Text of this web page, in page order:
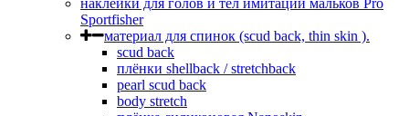
наклейки для голов и тел имитаций мальков Pro
Sportfisher
материал для спинок (scud back, thin skin ).
scud back
плёнки shellback / stretchback
pearl scud back
body stretch